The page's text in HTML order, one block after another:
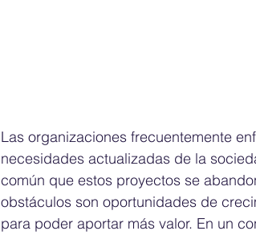
Las organizaciones frecuentemente
necesidades actualizadas de la
común que estos proyectos se
obstáculos son oportunidades de
para poder aportar más valor. En un